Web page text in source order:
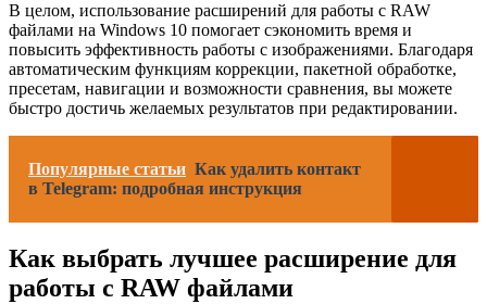
В целом, использование расширений для работы с RAW
файлами на Windows 10 помогает сэкономить время и
повысить эффективность работы с изображениями. Благодаря
автоматическим функциям коррекции, пакетной обработке,
пресетам, навигации и возможности сравнения, вы можете
быстро достичь желаемых результатов при редактировании.
Популярные статьи Как удалить контакт
в Telegram: подробная инструкция
Как выбрать лучшее расширение для
работы с RAW файлами